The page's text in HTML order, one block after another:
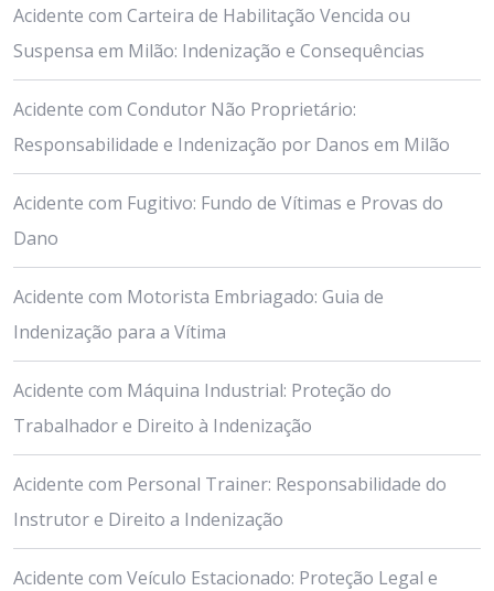
Acidente com Carteira de Habilitação Vencida ou
Suspensa em Milão: Indenização e Consequências
Acidente com Condutor Não Proprietário:
Responsabilidade e Indenização por Danos em Milão
Acidente com Fugitivo: Fundo de Vítimas e Provas do
Dano
Acidente com Motorista Embriagado: Guia de
Indenização para a Vítima
Acidente com Máquina Industrial: Proteção do
Trabalhador e Direito à Indenização
Acidente com Personal Trainer: Responsabilidade do
Instrutor e Direito a Indenização
Acidente com Veículo Estacionado: Proteção Legal e